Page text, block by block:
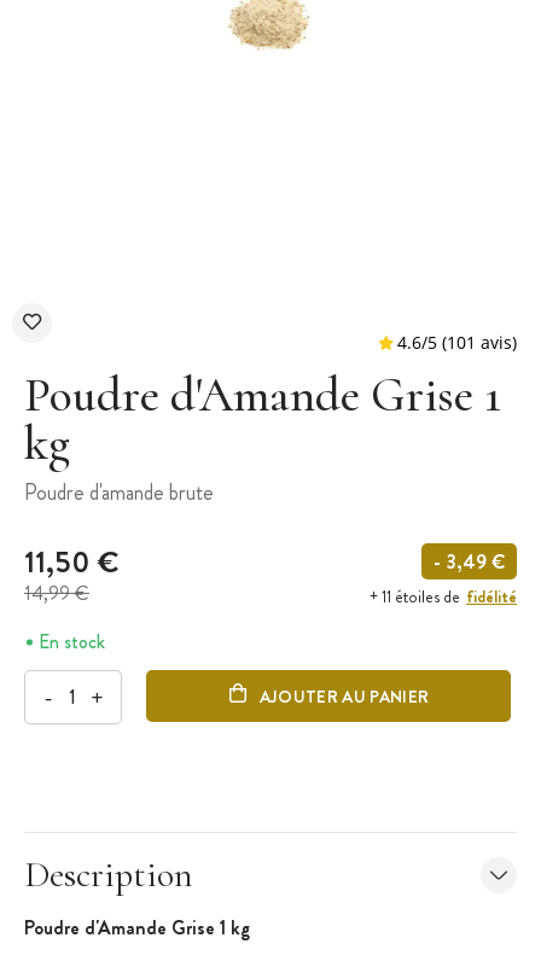
Poudre d'Amande Grise 1
kg
Poudre d'amande brute
11,50 €
14,99 €
- 3,49 €
+ 11 étoiles de fidélité
En stock
- + AJOUTER AU PANIER
Description
Poudre d'Amande Grise 1 kg